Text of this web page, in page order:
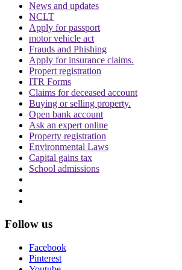
Trending in Hindi
CJI पर जूता फेंकने वाले वकील की बढ़ी मुश्किलें, AG
ने 'अवमानना' की कार्यवाही शुरू करने की इजाजत दी
पर्सनैलिटी राइट्स मामले में ऋतिक रोशन को मिली
Delhi HC को बड़ी राहत, कहा- ऑनलाइन प्लेटफॉर्म्स
को ऐसे पोस्ट हटाने होंगे
News and updates
NCLT
Apply for passport
motor vehicle act
Frauds and Phishing
Apply for insurance claims.
Propert registration
ITR Forms
Claims for deceased account
Buying or selling property.
Open bank account
Ask an expert online
Property registration
Environmental Laws
Capital gains tax
School admissions
Follow us
Facebook
Pinterest